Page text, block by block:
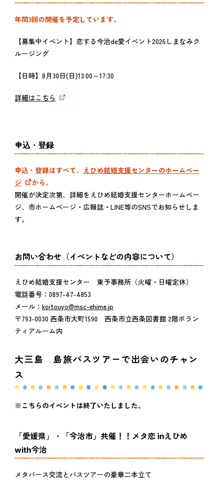
年間3回の開催を予定しています。
【募集中イベント】恋する今治de愛イベント2026しまなみク
ルージング
【日時】8月30日(日)13:00～17:30
詳細はこちら
申込・登録
申込・登録はすべて、 えひめ結婚支援センターのホームペー
ジ
から。
開催が決定次第、詳細をえひめ結婚支援センターホームペー
ジ、市ホームページ・広報誌・LINE等のSNSでお知らせしま
す。
お問い合わせ（イベントなどの内容について）
えひめ結婚支援センター 東予事務所（火曜・日曜定休）
電話番号：0897-47-4853
メール： koitouyo@msc-ehime.jp
〒793-0030 西条市大町1590 西条市立西条図書館 2階ボラン
ティアルーム内
大三島 島旅バスツアーで出会いのチャン
ス
※こちらのイベントは終了いたしました。
「愛媛県」・「今治市」共催！！メタ恋 inえひめ
with今治
メタバース交流とバスツアーの豪華二本立て